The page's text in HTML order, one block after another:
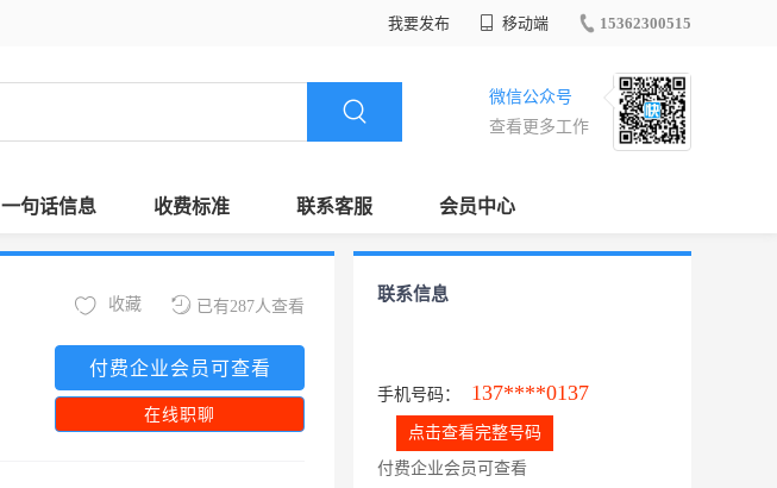
我要发布 移动端 15362300515
微信公众号
查看更多工作
一句话信息 收费标准 联系客服 会员中心
已有287人查看
收藏
付费企业会员可查看
在线职聊
联系信息
手机号码： 137****0137
点击查看完整号码
付费企业会员可查看